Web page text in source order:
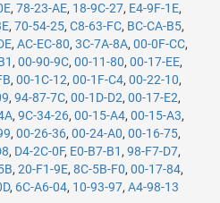
, 78-23-AE, 18-9C-27, E4-9F-1E,
, 70-54-25, C8-63-FC, BC-CA-B5,
, AC-EC-80, 3C-7A-8A, 00-0F-CC,
, 00-90-9C, 00-11-80, 00-17-EE,
, 00-1C-12, 00-1F-C4, 00-22-10,
, 94-87-7C, 00-1D-D2, 00-17-E2,
, 9C-34-26, 00-15-A4, 00-15-A3,
, 00-26-36, 00-24-A0, 00-16-75,
, D4-2C-0F, E0-B7-B1 , 98-F7-D7,
, 20-F1-9E, 8C-5B-F0, 00-17-84,
, 6C-A6-04, 10-93-97, A4-98-13